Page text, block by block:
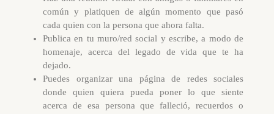
común y platiquen de algún momento que pasó
cada quien con la persona que ahora falta.
Publica en tu muro/red social y escribe, a modo de
homenaje, acerca del legado de vida que te ha
dejado.
Puedes organizar una página de redes sociales
donde quien quiera pueda poner lo que siente
acerca de esa persona que falleció, recuerdos o